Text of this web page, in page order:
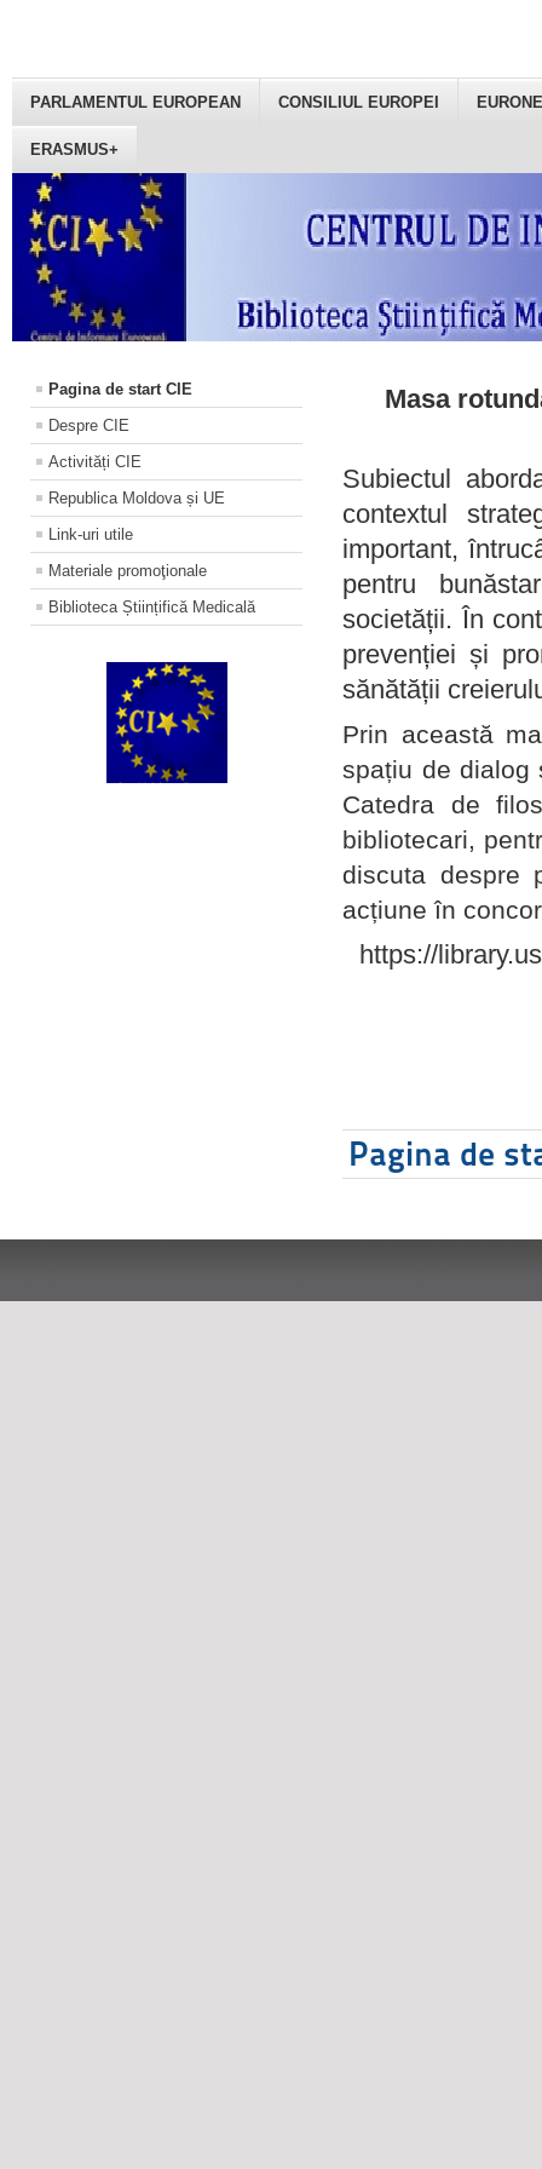
PARLAMENTUL EUROPEAN CONSILIUL EUROPEI
ERASMUS+
Pagina de start CIE
Despre CIE
Activități CIE
Republica Moldova și UE
Link-uri utile
Materiale promoţionale
Biblioteca Științifică Medicală
Masa
Subiectul
contextul
important,
pentru
societății. În
prevenției și
sănătății
Prin această
spațiu de dialog
Catedra de
bibliotecari,
discuta despre
acțiune în
https://
Pagina de